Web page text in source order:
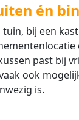
én
bij een
past bij
ook
is.